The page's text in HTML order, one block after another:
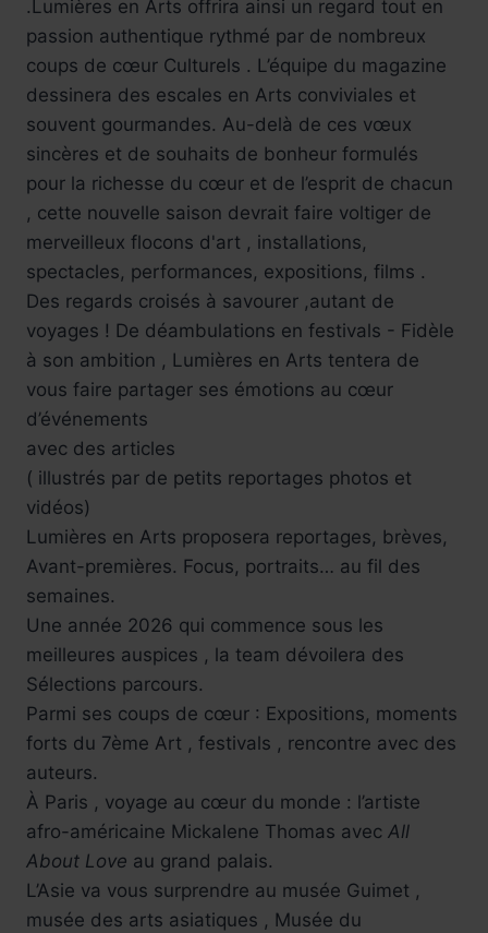
.Lumières en Arts offrira ainsi un regard tout en
passion authentique rythmé par de nombreux
coups de cœur Culturels . L’équipe du magazine
dessinera des escales en Arts conviviales et
souvent gourmandes. Au-delà de ces vœux
sincères et de souhaits de bonheur formulés
pour la richesse du cœur et de l’esprit de chacun
, cette nouvelle saison devrait faire voltiger de
merveilleux flocons d'art , installations,
spectacles, performances, expositions, films .
Des regards croisés à savourer ,autant de
voyages ! De déambulations en festivals - Fidèle
à son ambition , Lumières en Arts tentera de
vous faire partager ses émotions au cœur
d’événements
avec des articles
( illustrés par de petits reportages photos et
vidéos)
Lumières en Arts proposera reportages, brèves,
Avant-premières. Focus, portraits… au fil des
semaines.
Une année 2026 qui commence sous les
meilleures auspices , la team dévoilera des
Sélections parcours.
Parmi ses coups de cœur : Expositions, moments
forts du 7ème Art , festivals , rencontre avec des
auteurs.
À Paris , voyage au cœur du monde : l’artiste
afro-américaine Mickalene Thomas avec All
About Love au grand palais.
L’Asie va vous surprendre au musée Guimet ,
musée des arts asiatiques , Musée du